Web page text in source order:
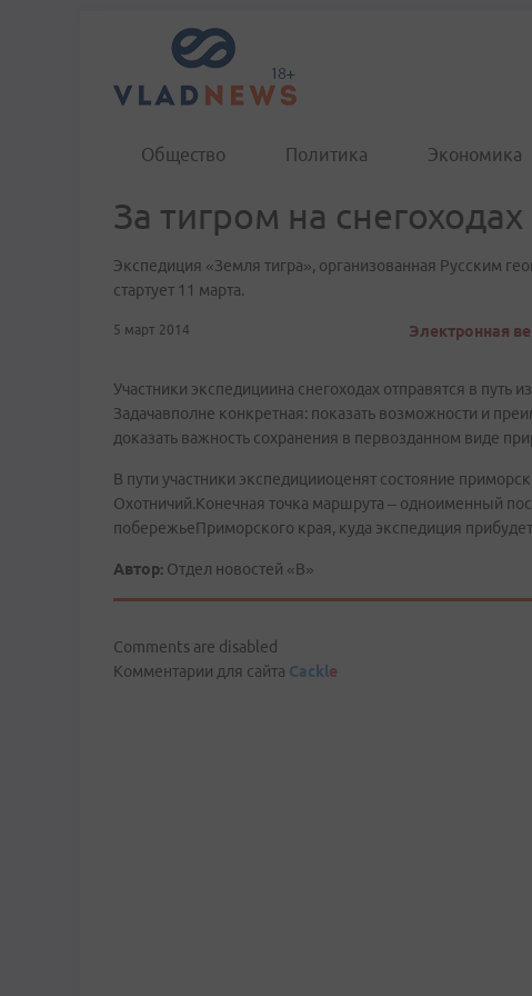
Общество Политика Экономика
За тигром на снегоходах
Экспедиция «Земля тигра», организованная Русским
стартует 11 марта.
5 март 2014 Электронная
Участники экспедициина снегоходах отправятся в путь
Задачавполне конкретная: показать возможности и
доказать важность сохранения в первозданном виде
В пути участники экспедицииоценят состояние
Охотничий.Конечная точка маршрута – одноименный
побережьеПриморского края, куда экспедиция
Автор: Отдел новостей «В»
Comments are disabled
Комментарии для сайта Cackle